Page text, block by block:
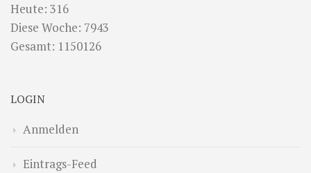
Heute: 316
Diese Woche: 7943
Gesamt: 1150126
LOGIN
Anmelden
Eintrags-Feed